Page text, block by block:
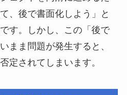
、後で書面化しよう」と
す。しかし、この「後で
まま問題が発生すると、
定されてしまいます。